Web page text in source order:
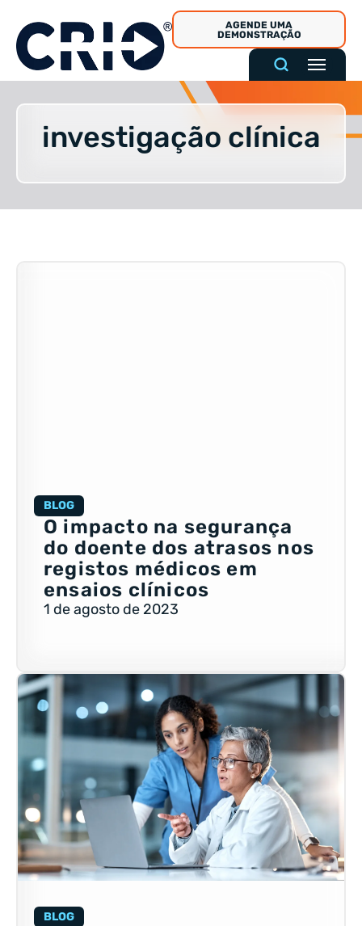
para
conteúdo
AGENDE UMA
DEMONSTRAÇÃO
investigação clínica
BLOG
O impacto na segurança
do doente dos atrasos nos
registos médicos em
ensaios clínicos
1 de agosto de 2023
BLOG